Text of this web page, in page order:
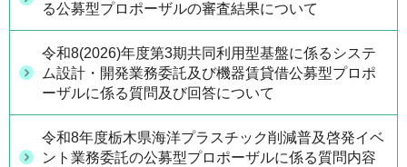
る公募型プロポーザルの審査結果について
令和8(2026)年度第3期共同利用型基盤に係るシステ
ム設計・開発業務委託及び機器賃貸借公募型プロポ
ーザルに係る質問及び回答について
令和8年度栃木県海洋プラスチック削減普及啓発イベ
ント業務委託の公募型プロポーザルに係る質問内容